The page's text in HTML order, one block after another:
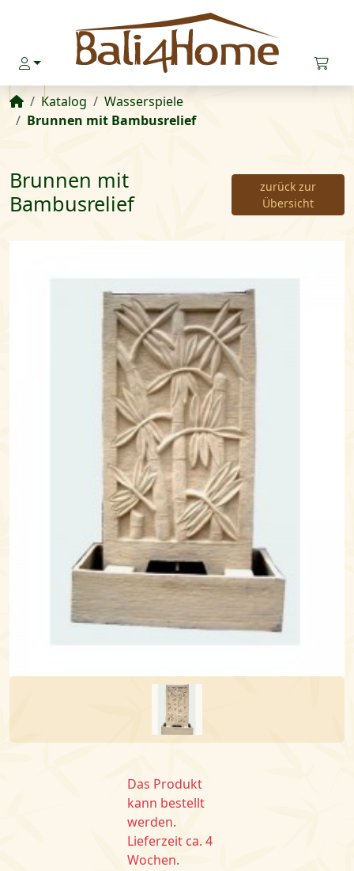
Startseite
Katalog
Wasserspiele
Brunnen mit Bambusrelief
Brunnen mit
Bambusrelief
zurück zur
Übersicht
Das Produkt
kann bestellt
werden.
Lieferzeit ca. 4
Wochen.